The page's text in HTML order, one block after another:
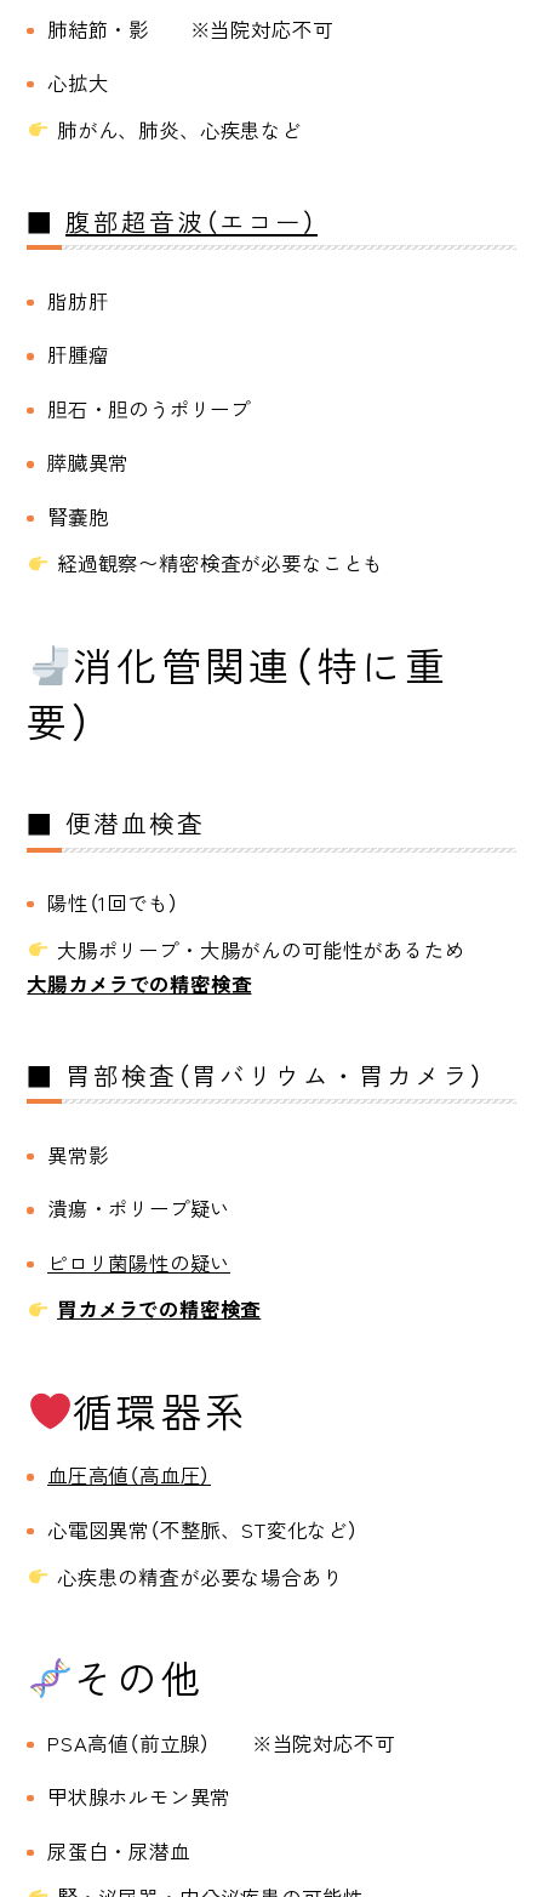
肺結節・影 ※当院対応不可
心拡大
肺がん、肺炎、心疾患など
■ 腹部超音波（エコー）
脂肪肝
肝腫瘤
胆石・胆のうポリープ
膵臓異常
腎嚢胞
経過観察〜精密検査が必要なことも
消化管関連（特に重
要）
■ 便潜血検査
陽性（1回でも）
大腸ポリープ・大腸がんの可能性があるため
大腸カメラでの精密検査
■ 胃部検査（胃バリウム・胃カメラ）
異常影
潰瘍・ポリープ疑い
ピロリ菌陽性の疑い
胃カメラでの精密検査
循環器系
血圧高値（高血圧）
心電図異常（不整脈、ST変化など）
心疾患の精査が必要な場合あり
その他
PSA高値（前立腺） ※当院対応不可
甲状腺ホルモン異常
尿蛋白・尿潜血